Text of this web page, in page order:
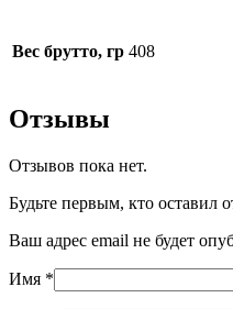
Вес брутто, гр 408
Отзывы
Отзывов пока нет.
Будьте первым, кто оставил
Ваш адрес email не будет
Имя *